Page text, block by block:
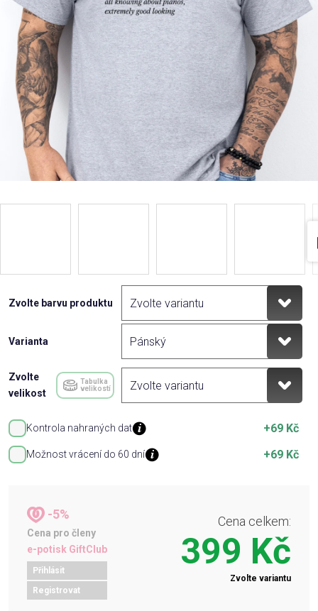
Domácnost
Kolekce
Oblečení
Přihlášení
Zvolte barvu produktu
Varianta
Zvolte
velikost
Tabulka
velikostí
Kontrola nahraných dat +69 Kč
Možnost vrácení do 60 dní +69 Kč
-5%
Cena pro členy
e-potisk GiftClub
Přihlásit
Registrovat
Cena celkem:
399 Kč
Zvolte variantu